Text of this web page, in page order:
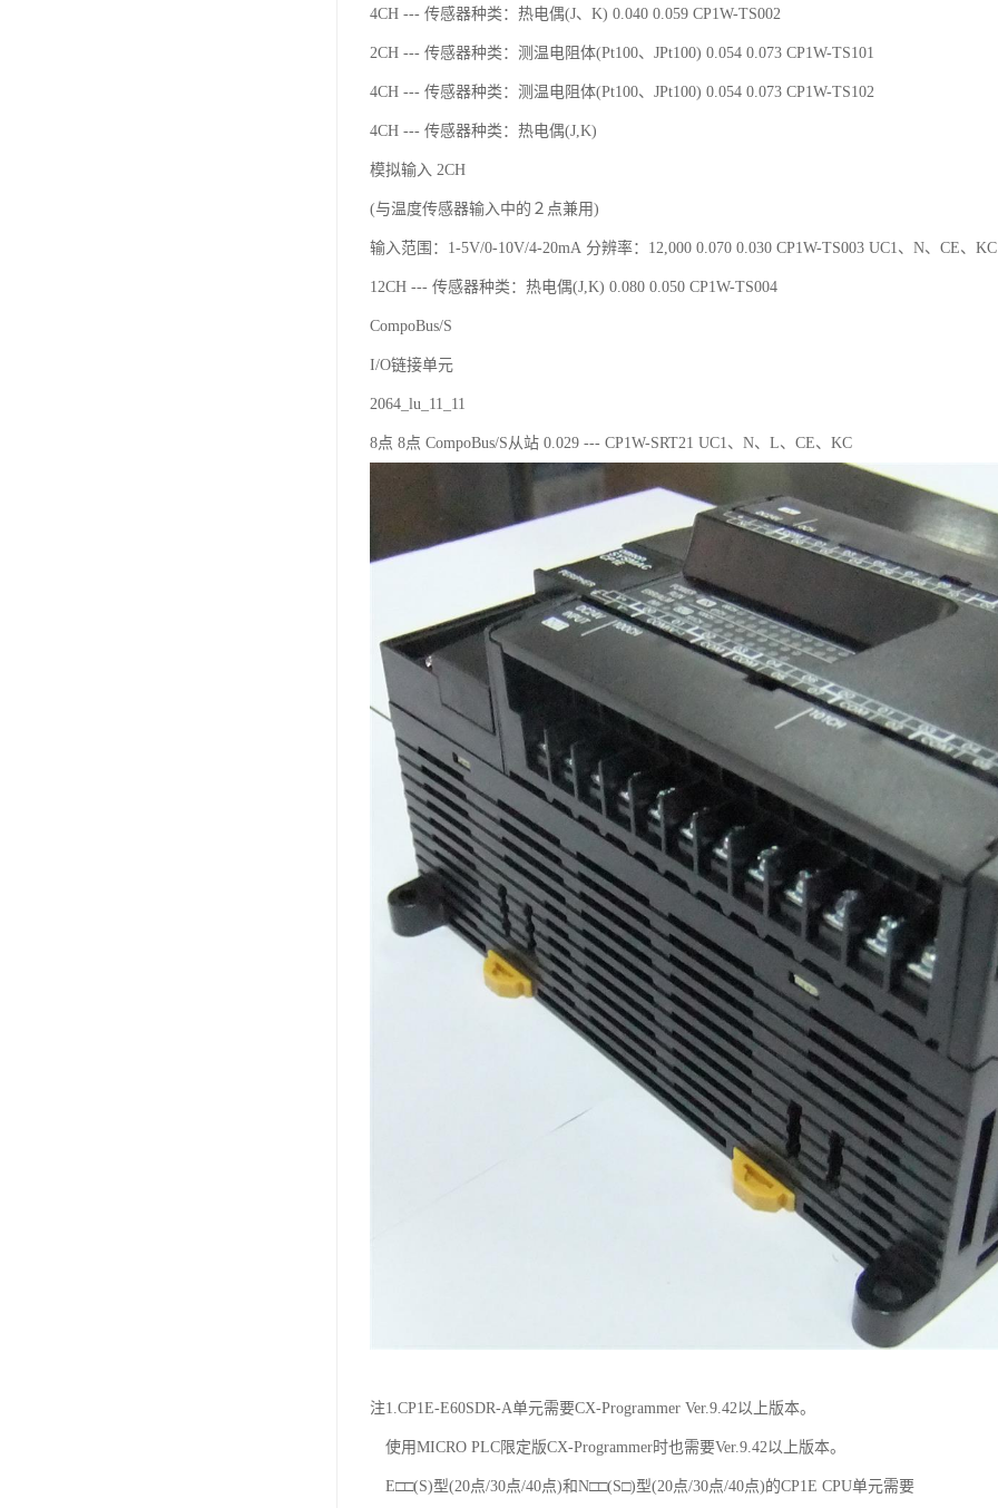
4CH --- 传感器种类：热电偶(J、K) 0.040 0.059 CP1W-TS002
2CH --- 传感器种类：测温电阻体(Pt100、JPt100) 0.054 0.073 CP1W-TS101
4CH --- 传感器种类：测温电阻体(Pt100、JPt100) 0.054 0.073 CP1W-TS102
4CH --- 传感器种类：热电偶(J,K)
模拟输入 2CH
(与温度传感器输入中的２点兼用)
输入范围：1-5V/0-10V/4-20mA 分辨率：12,000 0.070 0.030 CP1W-TS003 UC1、N、CE、KC
12CH --- 传感器种类：热电偶(J,K) 0.080 0.050 CP1W-TS004
CompoBus/S
I/O链接单元
2064_lu_11_11
8点 8点 CompoBus/S从站 0.029 --- CP1W-SRT21 UC1、N、L、CE、KC
注1.CP1E-E60SDR-A单元需要CX-Programmer Ver.9.42以上版本。
使用MICRO PLC限定版CX-Programmer时也需要Ver.9.42以上版本。
E□□(S)型(20点/30点/40点)和N□□(S□)型(20点/30点/40点)的CP1E CPU单元需要